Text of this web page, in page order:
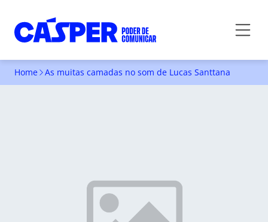
Home As muitas camadas no som de Lucas Santtana